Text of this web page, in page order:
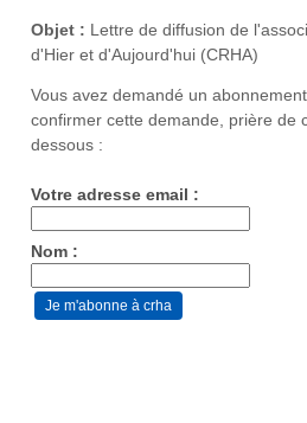
Objet : Lettre de diffusion de
d'Hier et d'Aujourd'hui (CRHA)
Vous avez demandé un
confirmer cette demande, prière de
dessous :
Votre adresse email :
Nom :